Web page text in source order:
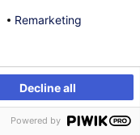
sur mesure
Remarketing
Decline all
Powered by